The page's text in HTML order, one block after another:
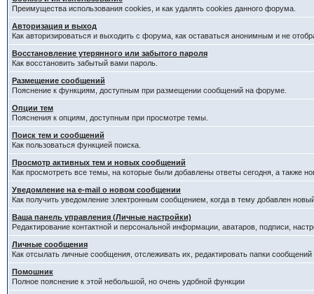
Преимущества использования cookies, и как удалять cookies данного форума.
Авторизация и выход
Как авторизироваться и выходить с форума, как оставаться анонимным и не
Восстановление утерянного или забытого пароля
Как восстановить забытый вами пароль.
Размещение сообщений
Пояснение к функциям, доступным при размещении сообщений на форуме.
Опции тем
Пояснения к опциям, доступным при просмотре темы.
Поиск тем и сообщений
Как пользоваться функцией поиска.
Просмотр активных тем и новых сообщений
Как просмотреть все темы, на которые были добавлены ответы сегодня, а также
Уведомление на е-mail о новом сообщении
Как получить уведомление электронным сообщением, когда в тему добавлен
Ваша панель управления (Личные настройки)
Редактирование контактной и персональной информации, аватаров, подписи,
Личные сообщения
Как отсылать личные сообщения, отслеживать их, редактировать папки
Помошник
Полное пояснение к этой небольшой, но очень удобной функции